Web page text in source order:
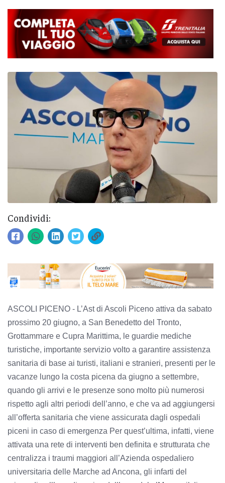
Condividi:
ASCOLI PICENO - L’Ast di Ascoli Piceno attiva da sabato
prossimo 20 giugno, a San Benedetto del Tronto,
Grottammare e Cupra Marittima, le guardie mediche
turistiche, importante servizio volto a garantire assistenza
sanitaria di base ai turisti, italiani e stranieri, presenti per le
vacanze lungo la costa picena da giugno a settembre,
quando gli arrivi e le presenze sono molto più numerosi
rispetto agli altri periodi dell’anno, e che va ad aggiungersi
all’offerta sanitaria che viene assicurata dagli ospedali
piceni in caso di emergenza Per quest’ultima, infatti, viene
attivata una rete di interventi ben definita e strutturata che
centralizza i traumi maggiori all’Azienda ospedaliero
universitaria delle Marche ad Ancona, gli infarti del